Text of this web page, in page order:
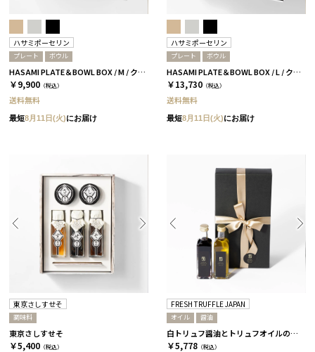
ハサミポーセリン
プレート ボウル
HASAMI PLATE＆BOWL BOX / M / クリア［ハサミポーセリン］
￥9,900 （税込）
送料無料
最短8月11日(火)にお届け
ハサミポーセリン
プレート ボウル
HASAMI PLATE＆BOWL BOX / L / クリア［ハサミポーセリン］
￥13,730 （税込）
送料無料
最短8月11日(火)にお届け
東京さしすせそ
調味料
東京さしすせそ
￥5,400 （税込）
FRESH TRUFFLE JAPAN
オイル 醤油
白トリュフ醤油とトリュフオイルのセット［FRESH TRUFFLE JAPAN］
￥5,778 （税込）